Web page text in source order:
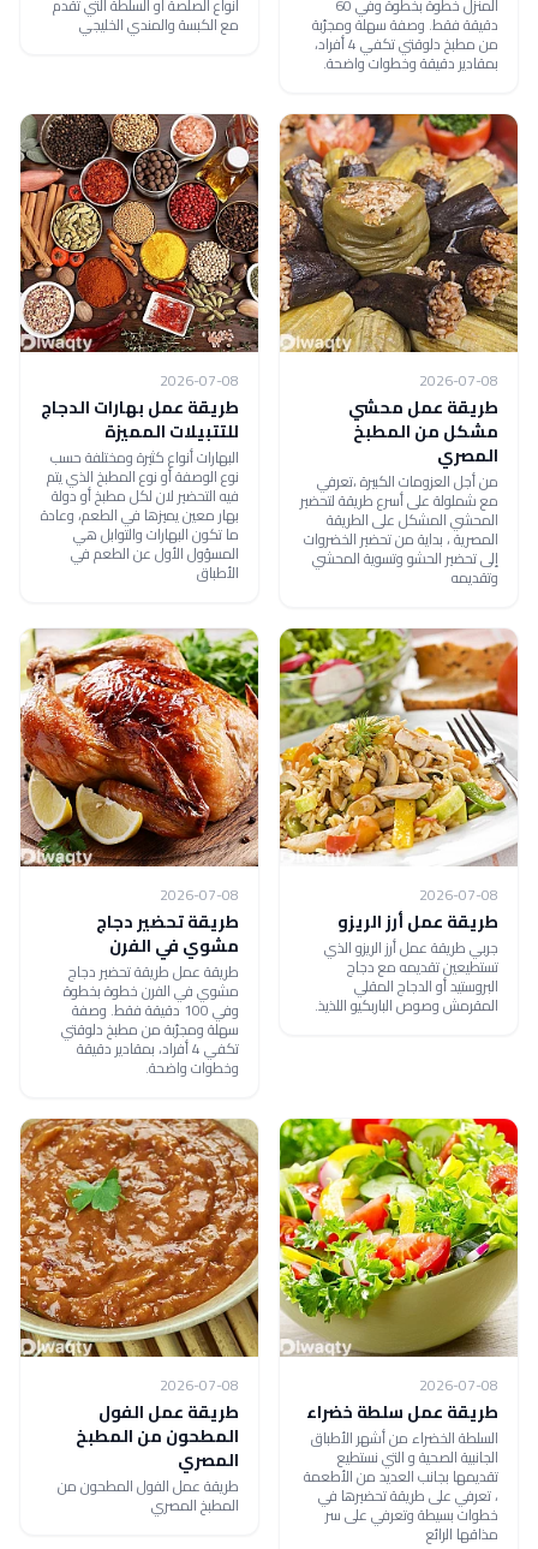
دقيقة فقط. وصفة سهلة ومجرّبة
من مطبخ دلوقتي تكفي 4 أفراد،
بمقادير دقيقة وخطوات واضحة.
مع الكبسة والمندي الخليجي
2026-07-08
طريقة عمل محشي
مشكل من المطبخ
المصري
من أجل العزومات الكبيرة ،تعرفي
مع شملولة على أسرع طريقة لتحضير
المحشي المشكل على الطريقة
المصرية ، بداية من تحضير الخضروات
إلى تحضير الحشو وتسوية المحشي
وتقديمه
2026-07-08
طريقة عمل بهارات الدجاج
للتتبيلات المميزة
البهارات أنواع كثيرة ومختلفة حسب
نوع الوصفة أو نوع المطبخ الذي يتم
فيه التحضير لان لكل مطبخ أو دولة
بهار معين يميزها في الطعم، وعادة
ما تكون البهارات والتوابل هي
المسؤول الأول عن الطعم في
الأطباق
2026-07-08
طريقة عمل أرز الريزو
جربي طريقة عمل أرز الريزو الذي
تستطيعين تقديمه مع دجاج
البروستيد أو الدجاج المقلي
المقرمش وصوص الباربكيو اللذيذ.
2026-07-08
طريقة تحضير دجاج
مشوي في الفرن
طريقة عمل طريقة تحضير دجاج
مشوي في الفرن خطوة بخطوة
وفي 100 دقيقة فقط. وصفة
سهلة ومجرّبة من مطبخ دلوقتي
تكفي 4 أفراد، بمقادير دقيقة
وخطوات واضحة.
2026-07-08
طريقة عمل سلطة خضراء
السلطة الخضراء من أشهر الأطباق
الجانبية الصحية و التي نستطيع
تقديمها بجانب العديد من الأطعمة
، تعرفي على طريقة تحضيرها في
خطوات بسيطة وتعرفي على سر
مذاقها الرائع
2026-07-08
طريقة عمل الفول
المطحون من المطبخ
المصري
طريقة عمل الفول المطحون من
المطبخ المصري